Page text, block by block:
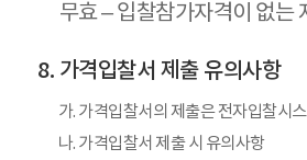
무효 – 입찰참가자격이 없는
가격입찰서 제출 유의사항
가. 가격입찰서의 제출은 전자입찰시
나. 가격입찰서 제출 시 유의사항